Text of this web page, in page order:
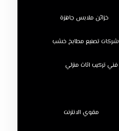
خزائن ملابس جاهزة
شركات تصنيع مطابخ خشب
فني تركيب اثاث منزلي
مقوي الانترنت